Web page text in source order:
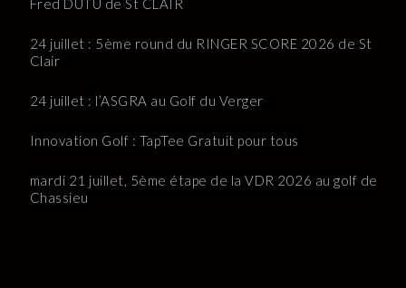
Fred DUTU de St CLAIR
24 juillet : 5ème round du RINGER SCORE 2026 de St
Clair
24 juillet : l’ASGRA au Golf du Verger
Innovation Golf : TapTee Gratuit pour tous
mardi 21 juillet, 5ème étape de la VDR 2026 au golf de
Chassieu